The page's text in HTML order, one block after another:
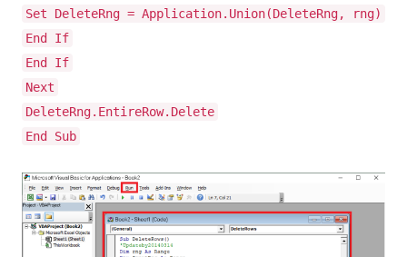
Set DeleteRng = Application.Union(DeleteRng, rng)
End If
End If
Next
DeleteRng.EntireRow.Delete
End Sub